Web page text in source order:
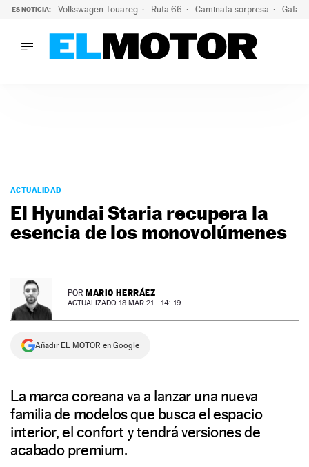
ES NOTICIA: Volkswagen Touareg Ruta 66 Caminata sorpresa Gafas
PODCAST
MOTOS
TECNOLOGÍA
PREMIOS
SERVICIOS
ACTUALIDAD
El Hyundai Staria recupera la
esencia de los monovolúmenes
POR MARIO HERRÁEZ
ACTUALIZADO 18 MAR 21 - 14: 19
Añadir EL MOTOR en Google
La marca coreana va a lanzar una nueva
familia de modelos que busca el espacio
interior, el confort y tendrá versiones de
acabado premium.